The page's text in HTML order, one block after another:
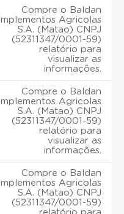
Compre o Baldan
Implementos Agricolas
S.A. (Matao) CNPJ
(52311347/0001-59)
relatório para
visualizar as
informações.
Compre o Baldan
Implementos Agricolas
S.A. (Matao) CNPJ
(52311347/0001-59)
relatório para
visualizar as
informações.
Compre o Baldan
Implementos Agricolas
S.A. (Matao) CNPJ
(52311347/0001-59)